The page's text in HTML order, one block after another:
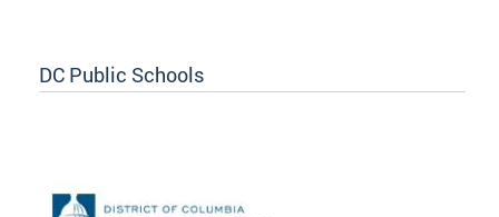
DC Public Schools